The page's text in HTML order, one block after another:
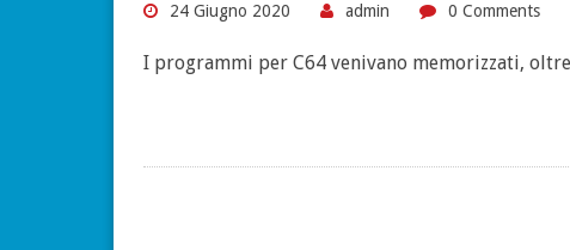
24 Giugno 2020 admin 0 Comments
I programmi per C64 venivano memorizzati,